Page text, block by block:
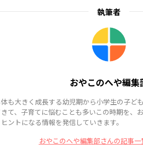
執筆者
おやこのへや編集
も大きく成長する幼児期から小学生の子ど
て、子育てに悩むことも多いこの時期を、
ントになる情報を発信していきます。
おやこのへや編集部さんの記事一